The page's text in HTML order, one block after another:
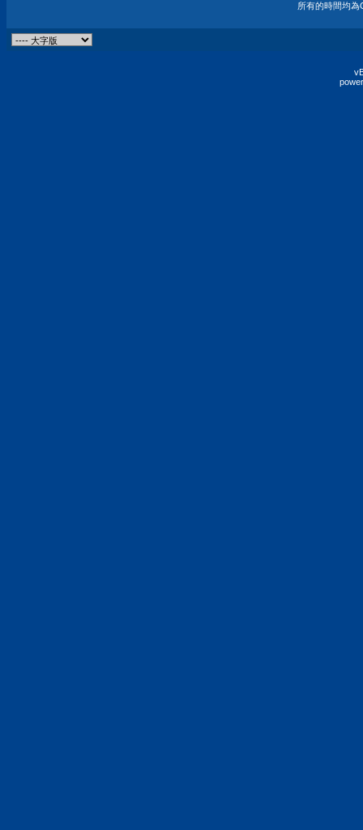
所有的時間均為